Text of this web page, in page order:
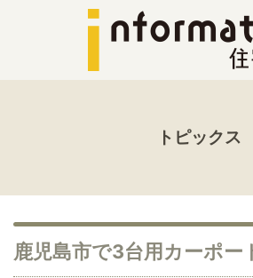
トピックス
鹿児島市で3台用カーポー